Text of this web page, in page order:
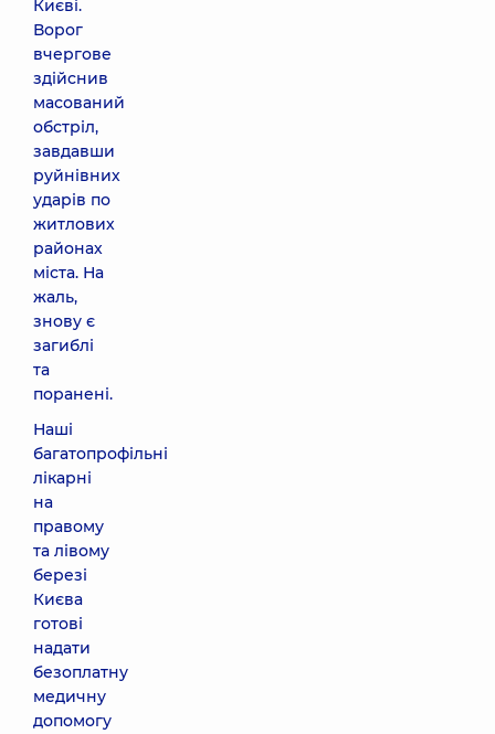
Києві.
Ворог
вчергове
здійснив
масований
обстріл,
завдавши
руйнівних
ударів по
житлових
районах
міста. На
жаль,
знову є
загиблі
та
поранені.
Наші
багатопрофільні
лікарні
на
правому
та лівому
березі
Києва
готові
надати
безоплатну
медичну
допомогу